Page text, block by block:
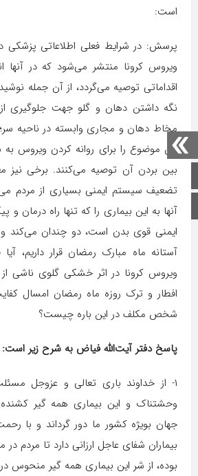
صفحه اصلی
اینستاگرام
است:
پرسش: در شرایط فعلی اطلاعاتی پزشکی
ویروس کرونا منتشر می‌شود که در آنها
اقداماتی توصیه می‌گردد، از آن جمله
نگه داشتن دهان و گلو جهت جلوگیری
مخاط دهان و مجاری وابسته در ناحیه
این موضوع را برای روانه کردن ویروس
بین بردن آن توصیه می‌کنند. برخی نیز
تضعیف سیستم ایمنی بسیاری از مردم
آنها به این بیماری را که تنها راه درمان
ایمنی قوی بدن است، دو چندان می‌کند
آستانه ماه مبارک رمضان قرار داریم،
ویروس کرونا در اثر خشکی گلوی ناشی از
افطار و ترک روزه ماه رمضان امسال
شخص مکلف در این باره چیست؟
پاسخ دفتر آیت‌الله فیاض به شرح زیر است:
۱- از خداوند باری تعالی و عزوجل
وحشتناک و این بیماری همه گیر
جهان بویژه کشور ما دور گرداند و با
بیماران شفای عاجل ارزانی دارد تا مردم
بوده، از شر این بیماری همه گیر منحوس